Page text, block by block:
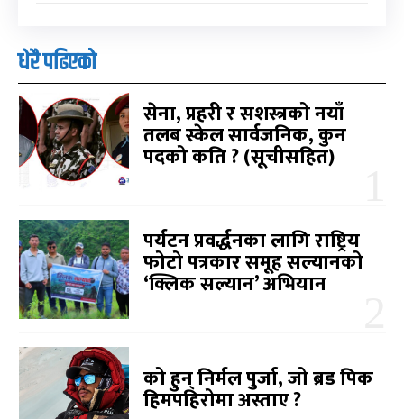
धेरै पढिएको
सेना, प्रहरी र सशस्त्रको नयाँ
तलब स्केल सार्वजनिक, कुन
पदको कति ? (सूचीसहित)
पर्यटन प्रवर्द्धनका लागि राष्ट्रिय
फोटो पत्रकार समूह सल्यानको
‘क्लिक सल्यान’ अभियान
को हुन् निर्मल पुर्जा, जो ब्रड पिक
हिमपहिरोमा अस्ताए ?